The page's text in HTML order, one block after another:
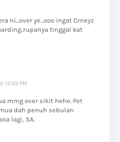
ni...over ye...ooo ingat Crneyz
tinggal kat
12:23 PM
mmg over sikit hehe. Pet
dah penuh sebulan
lagi, SA.